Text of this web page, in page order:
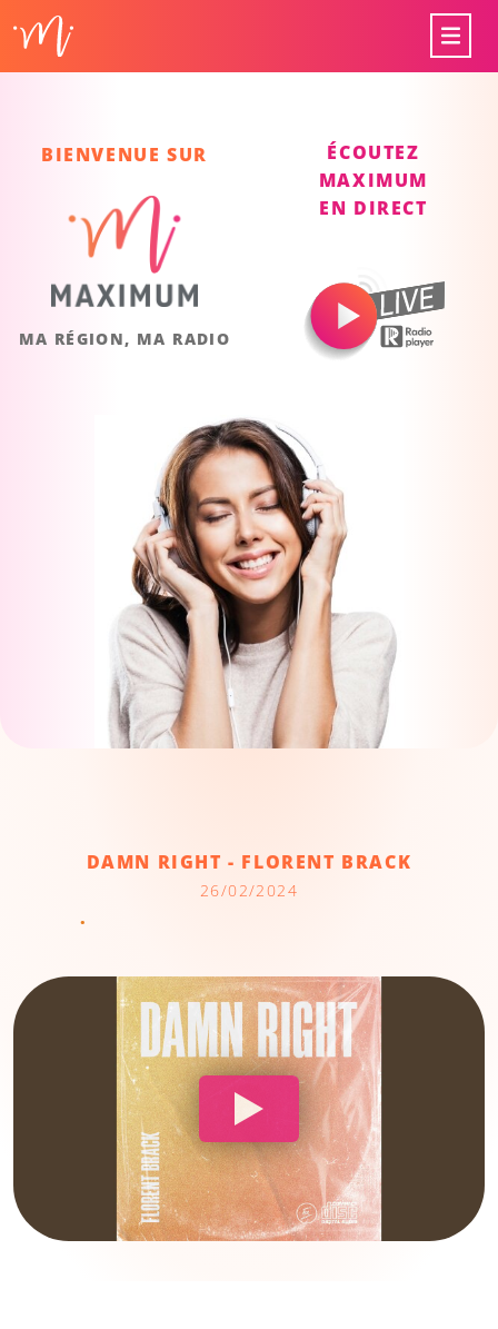
BIENVENUE SUR
MA RÉGION, MA RADIO
ÉCOUTEZ
MAXIMUM
EN DIRECT
DAMN RIGHT - FLORENT BRACK
26/02/2024
.